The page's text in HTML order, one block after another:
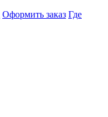
Оформить заказ Где